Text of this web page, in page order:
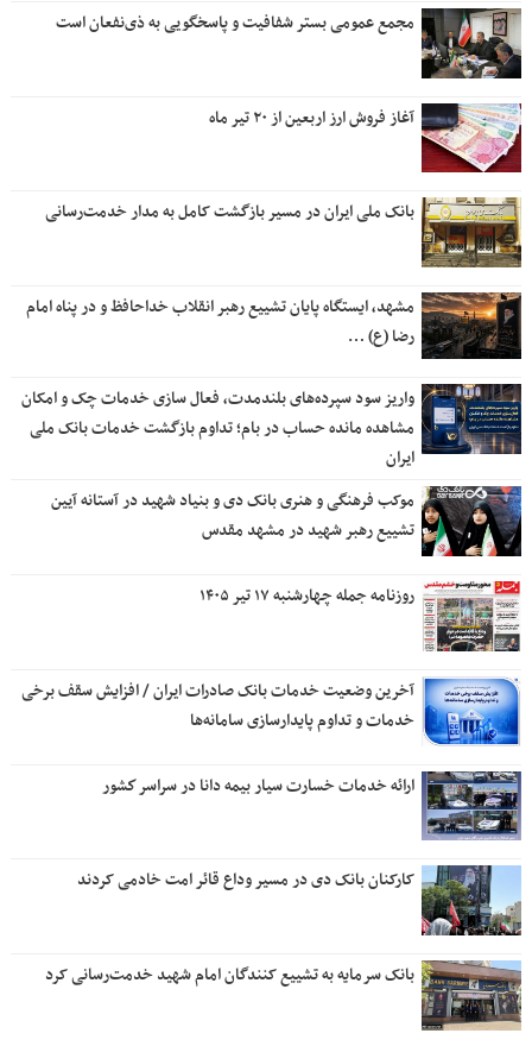
مجمع عمومی بستر شفافیت و پاسخگویی به ذی‌نفعان است
آغاز فروش ارز اربعین از ۲۰ تیر ماه
بانک ملی ایران در مسیر بازگشت کامل به مدار خدمت‌رسانی
مشهد، ایستگاه پایان تشییع رهبر انقلاب خداحافظ و در پناه امام
رضا (ع) …
واریز سود سپرده‌های بلندمدت، فعال سازی خدمات چک و امکان
مشاهده مانده حساب در بام؛ تداوم بازگشت خدمات بانک ملی
ایران
موکب فرهنگی و هنری بانک دی و بنیاد شهید در آستانه آیین
تشییع رهبر شهید در مشهد مقدس
روزنامه جمله چهارشنبه ۱۷ تیر ۱۴۰۵
آخرین وضعیت خدمات بانک صادرات ایران / افزایش سقف برخی
خدمات و تداوم پایدارسازی سامانه‌ها
ارائه خدمات خسارت سیار بیمه دانا در سراسر كشور
کارکنان بانک دی در مسیر وداع قائر امت خادمی کردند
بانک سرمایه به تشییع کنندگان امام شهید خدمت‌رسانی کرد